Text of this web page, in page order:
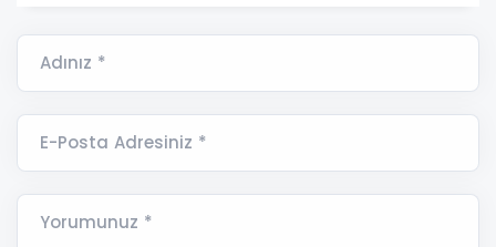
Adınız *
E-Posta Adresiniz *
Yorumunuz *